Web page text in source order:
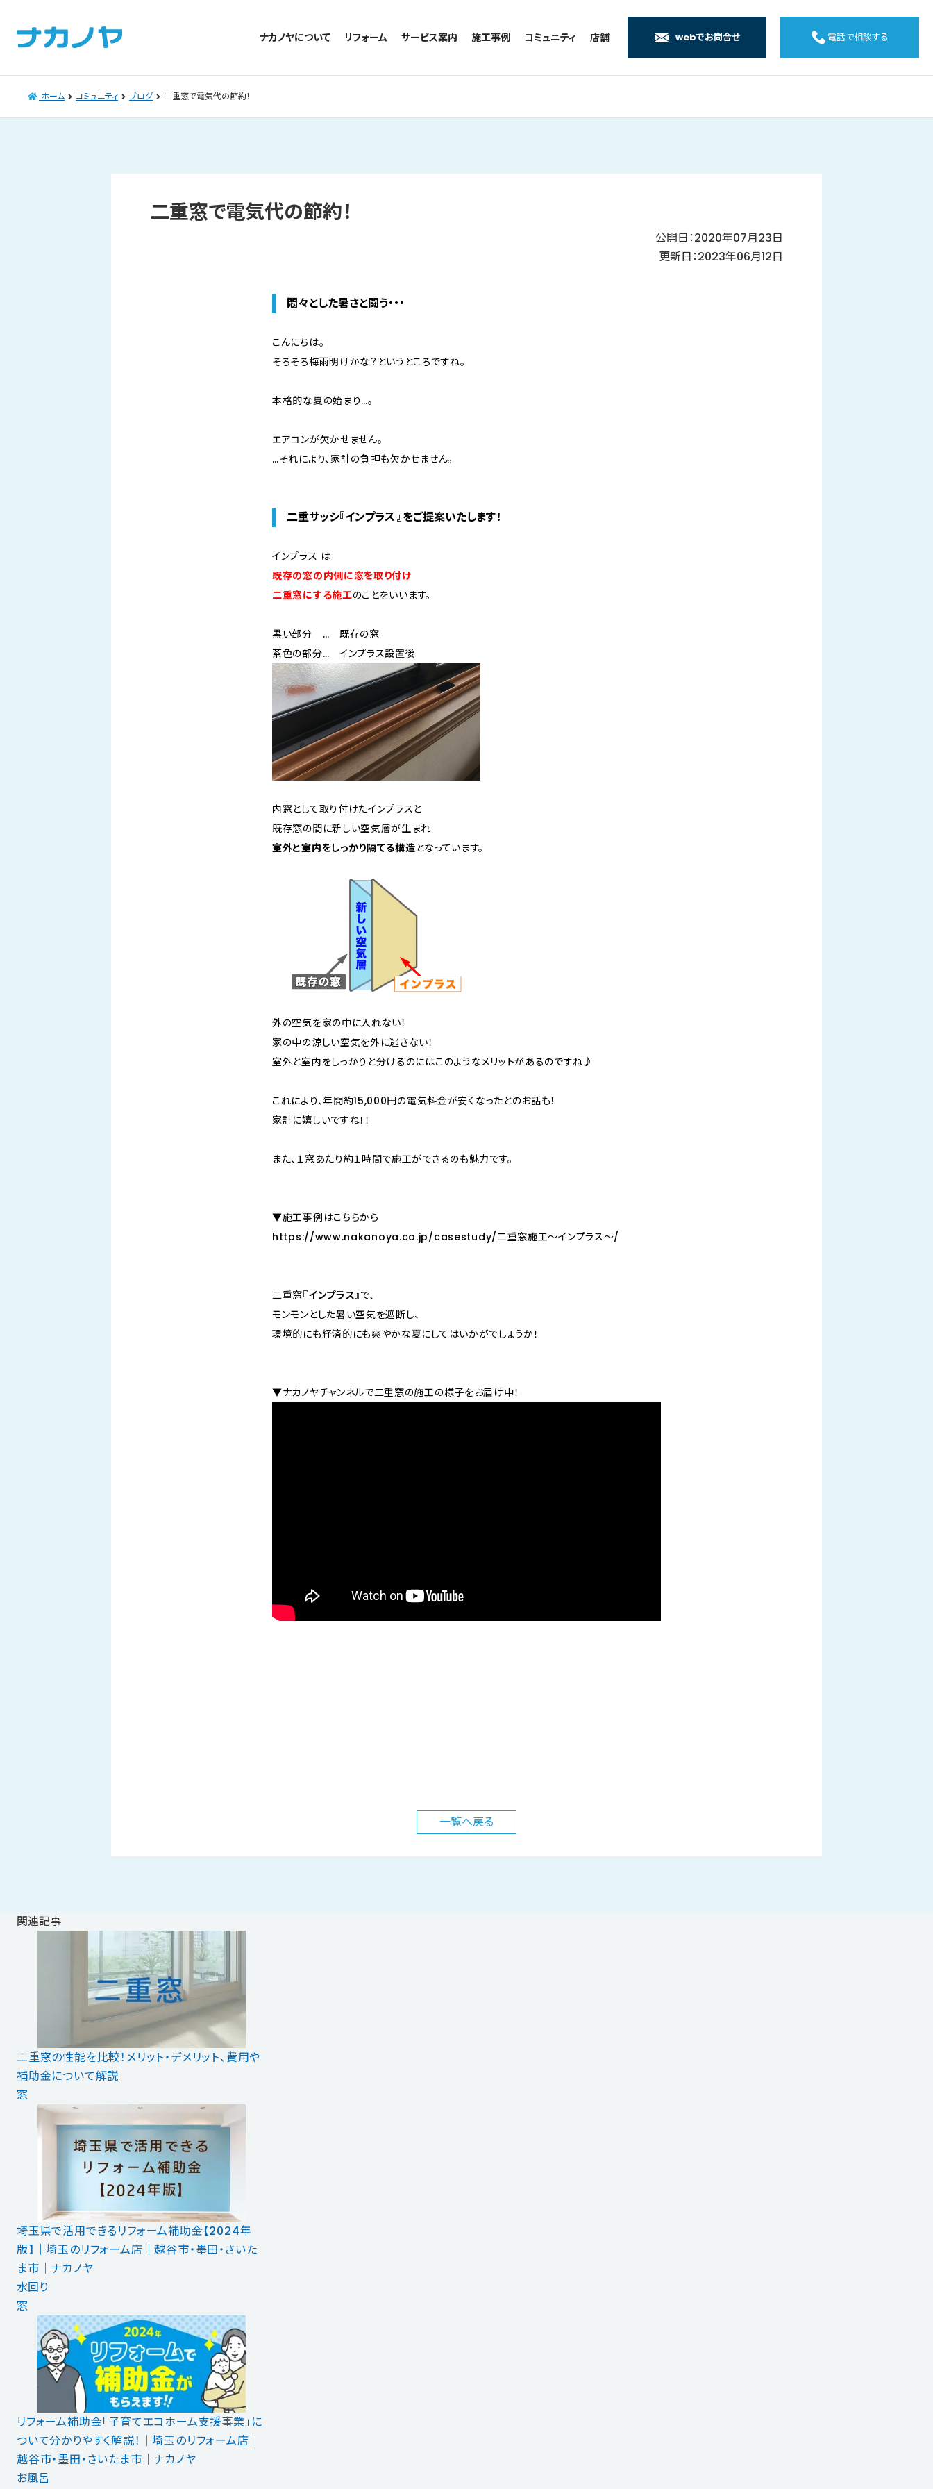
ナカノヤについて リフォーム
お風呂のリフォーム
洗面台のリフォーム
サービス案内
相談室・よくある質問
施工事例
トイレの施工事例
キッチンの施工事例
コミュニティ
アルブル通信
ブログ
店舗
墨田店
日本橋店
webでお問合せ 電話で相談する
ホーム コミュニティ ブログ 二重窓で電気代の節約！
二重窓で電気代の節約！
公開日：2020年07月23日
更新日：2023年06月12日
悶々とした暑さと闘う・・・
こんにちは。
そろそろ梅雨明けかな？というところですね。
本格的な夏の始まり…。
エアコンが欠かせません。
…それにより、家計の負担も欠かせません。
二重サッシ『インプラス 』をご提案いたします！
インプラス は
既存の窓の内側に窓を取り付け
二重窓にする施工のことをいいます。
黒い部分 … 既存の窓
茶色の部分… インプラス設置後
内窓として取り付けたインプラスと
既存窓の間に新しい空気層が生まれ
室外と室内をしっかり隔てる構造となっています。
外の空気を家の中に入れない！
家の中の涼しい空気を外に逃さない！
室外と室内をしっかりと分けるのにはこのようなメリットがあるのですね♪
これにより、年間約15,000円の電気料金が安くなったとのお話も！
家計に嬉しいですね！！
また、１窓あたり約１時間で施工ができるのも魅力です。
▼施工事例はこちらから
https://www.nakanoya.co.jp/casestudy/二重窓施工～インプラス～/
二重窓『インプラス』で、
モンモンとした暑い空気を遮断し、
環境的にも経済的にも爽やかな夏にしてはいかがでしょうか！
▼ナカノヤチャンネルで二重窓の施工の様子をお届け中！
一覧へ戻る
関連記事
二重窓の性能を比較！メリット・デメリット、費用や
補助金について解説
窓
埼玉県で活用できるリフォーム補助金【2024年
版】｜埼玉のリフォーム店｜越谷市・墨田・さいた
ま市｜ナカノヤ
水回り
窓
リフォーム補助金「子育てエコホーム支援事業」に
ついて分かりやすく解説！｜埼玉のリフォーム店｜
越谷市・墨田・さいたま市｜ナカノヤ
お風呂